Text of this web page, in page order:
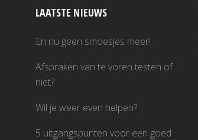
LAATSTE NIEUWS
En nu geen smoesjes meer!
Afspraken van te voren testen of
niet?
Wil je weer even helpen?
5 uitgangspunten voor een goed